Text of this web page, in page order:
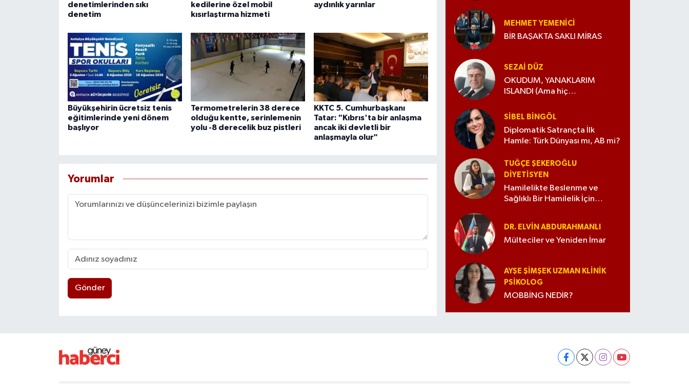
denetimlerinden sıkı
denetim
kedilerine özel mobil
kısırlaştırma hizmeti
aydınlık yarınlar
Büyükşehirin ücretsiz tenis
eğitimlerinde yeni dönem
başlıyor
Termometrelerin 38 derece
olduğu kentte, serinlemenin
yolu -8 derecelik buz pistleri
KKTC 5. Cumhurbaşkanı
Tatar: "Kıbrıs'ta bir anlaşma
ancak iki devletli bir
anlaşmayla olur"
Yorumlar
Gönder
MEHMET YEMENICI
BİR BAŞAKTA SAKLI MİRAS
SEZAI DÜZ
OKUDUM, YANAKLARIM
ISLANDI (Ama hiç
SIBEL BINGÖL
Diplomatik Satrançta İlk
Hamle: Türk Dünyası mı, AB mi?
TUĞÇE ŞEKEROĞLU
DIYETISYEN
Hamilelikte Beslenme ve
Sağlıklı Bir Hamilelik İçin
DR. ELVIN ABDURAHMANLI
Mülteciler ve Yeniden İmar
AYŞE ŞIMŞEK UZMAN KLINIK
PSIKOLOG
MOBBİNG NEDİR?